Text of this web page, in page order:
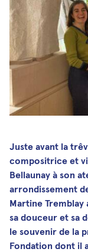
Médias et
Newsletters
Les Musicales
Facebook
Instagram
Linkedin
Juste avant la
compositrice et
Bellaunay à son
arrondissement
Martine
sa douceur et sa
le souvenir de la
Fondation dont il